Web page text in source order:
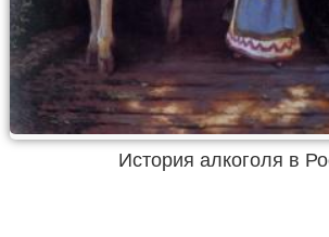
История алкоголя в